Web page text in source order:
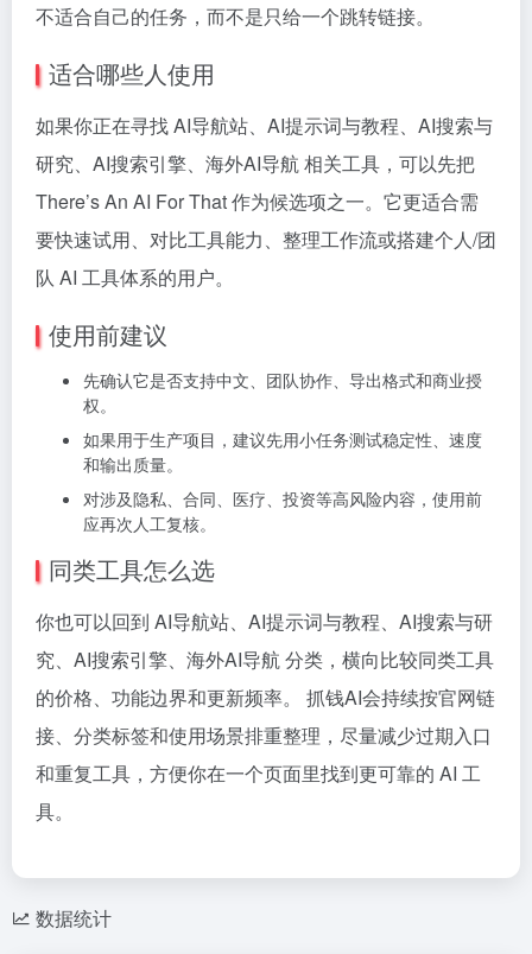
不适合自己的任务，而不是只给一个跳转链接。
适合哪些人使用
如果你正在寻找 AI导航站、AI提示词与教程、AI搜索与
研究、AI搜索引擎、海外AI导航 相关工具，可以先把
There’s An AI For That 作为候选项之一。它更适合需
要快速试用、对比工具能力、整理工作流或搭建个人/团
队 AI 工具体系的用户。
使用前建议
先确认它是否支持中文、团队协作、导出格式和商业授
权。
如果用于生产项目，建议先用小任务测试稳定性、速度
和输出质量。
对涉及隐私、合同、医疗、投资等高风险内容，使用前
应再次人工复核。
同类工具怎么选
你也可以回到 AI导航站、AI提示词与教程、AI搜索与研
究、AI搜索引擎、海外AI导航 分类，横向比较同类工具
的价格、功能边界和更新频率。 抓钱AI会持续按官网链
接、分类标签和使用场景排重整理，尽量减少过期入口
和重复工具，方便你在一个页面里找到更可靠的 AI 工
具。
数据统计